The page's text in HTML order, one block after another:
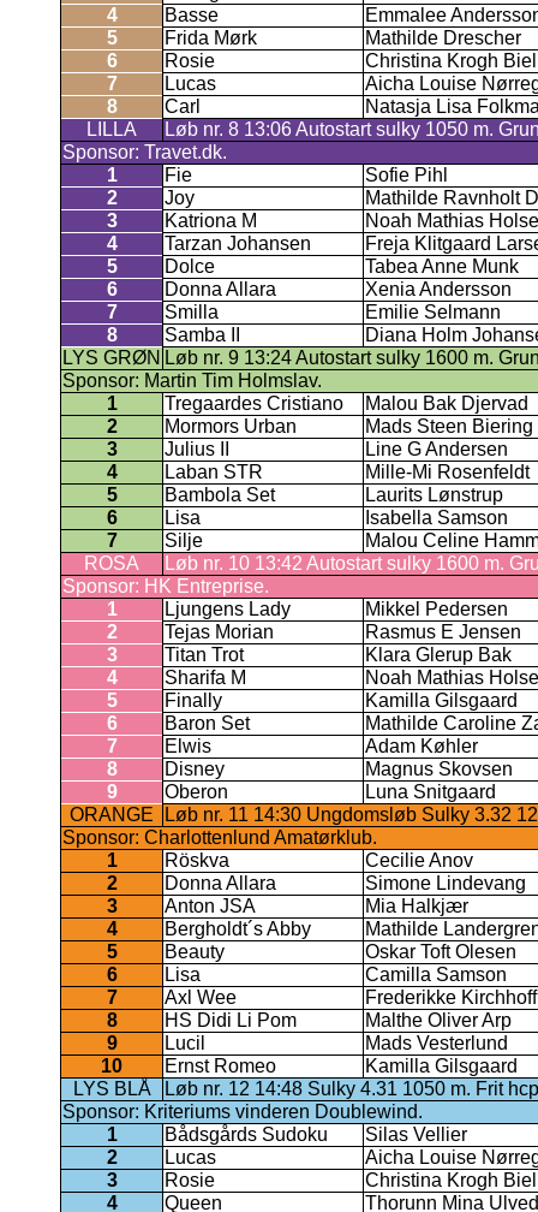
4
Basse
Emmalee
5
Frida Mørk
Mathilde Drescher
6
Rosie
Christina Krogh Biel
7
Lucas
Aicha Louise
8
Carl
Natasja Lisa
LILLA
Løb nr. 8 13:06 Autostart sulky 1050 m.
Sponsor: Travet.dk.
1
Fie
Sofie Pihl
2
Joy
Mathilde Ravnholt
3
Katriona M
Noah Mathias Holse
4
Tarzan Johansen
Freja Klitgaard
5
Dolce
Tabea Anne Munk
6
Donna Allara
Xenia Andersson
7
Smilla
Emilie Selmann
8
Samba II
Diana Holm
LYS GRØN Løb nr. 9 13:24 Autostart sulky 1600 m.
Sponsor: Martin Tim Holmslav.
1
Tregaardes Cristiano
Malou Bak Djervad
2
Mormors Urban
Mads Steen
3
Julius II
Line G Andersen
4
Laban STR
Mille-Mi Rosenfeldt
5
Bambola Set
Laurits Lønstrup
6
Lisa
Isabella Samson
7
Silje
Malou Celine
ROSA
Løb nr. 10 13:42 Autostart sulky 1600 m.
Sponsor: HK Entreprise.
1
Ljungens Lady
Mikkel Pedersen
2
Tejas Morian
Rasmus E Jensen
3
Titan Trot
Klara Glerup Bak
4
Sharifa M
Noah Mathias Holse
5
Finally
Kamilla Gilsgaard
6
Baron Set
Mathilde Caroline
7
Elwis
Adam Køhler
8
Disney
Magnus Skovsen
9
Oberon
Luna Snitgaard
ORANGE
Løb nr. 11 14:30 Ungdomsløb Sulky 3.32
Sponsor: Charlottenlund Amatørklub.
1
Röskva
Cecilie Anov
2
Donna Allara
Simone Lindevang
3
Anton JSA
Mia Halkjær
4
Bergholdt´s Abby
Mathilde
5
Beauty
Oskar Toft Olesen
6
Lisa
Camilla Samson
7
Axl Wee
Frederikke Kirchhoff
8
HS Didi Li Pom
Malthe Oliver Arp
9
Lucil
Mads Vesterlund
10
Ernst Romeo
Kamilla Gilsgaard
LYS BLÅ
Løb nr. 12 14:48 Sulky 4.31 1050 m. Frit hcp
Sponsor: Kriteriums vinderen Doublewind.
1
Bådsgårds Sudoku
Silas Vellier
2
Lucas
Aicha Louise
3
Rosie
Christina Krogh Biel
4
Queen
Thorunn Mina